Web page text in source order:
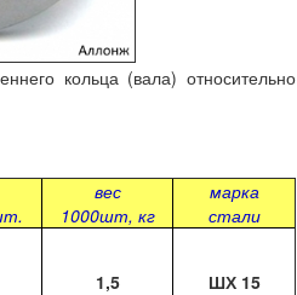
кольца (вала) относительно
вес
1000шт, кг
марка
стали
1,5 ШХ 15